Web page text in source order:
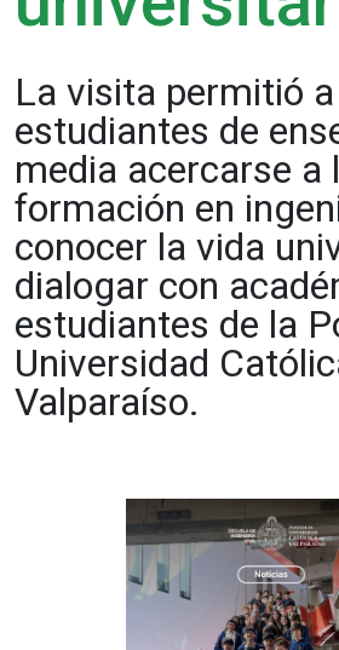
La visita permitió a
estudiantes de
media acercarse a
formación en
conocer la vida
dialogar con
estudiantes de la
Universidad
Valparaíso.